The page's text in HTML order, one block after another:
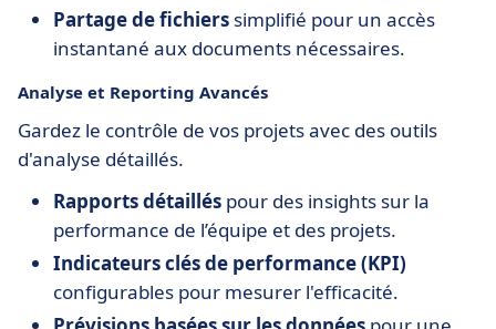
Partage de fichiers simplifié pour un accès
instantané aux documents nécessaires.
Analyse et Reporting Avancés
Gardez le contrôle de vos projets avec des outils
d'analyse détaillés.
Rapports détaillés pour des insights sur la
performance de l’équipe et des projets.
Indicateurs clés de performance (KPI)
configurables pour mesurer l'efficacité.